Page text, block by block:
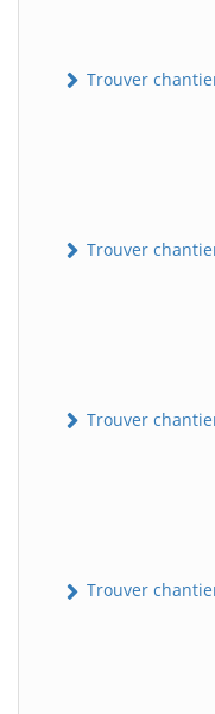
Trouver
Trouver
Trouver
Trouver